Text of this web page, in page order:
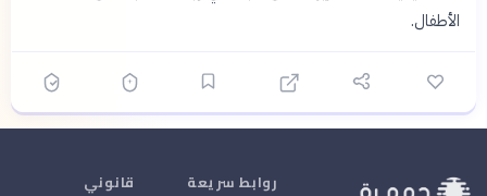
الأطفال.
روابط سريعة قانوني